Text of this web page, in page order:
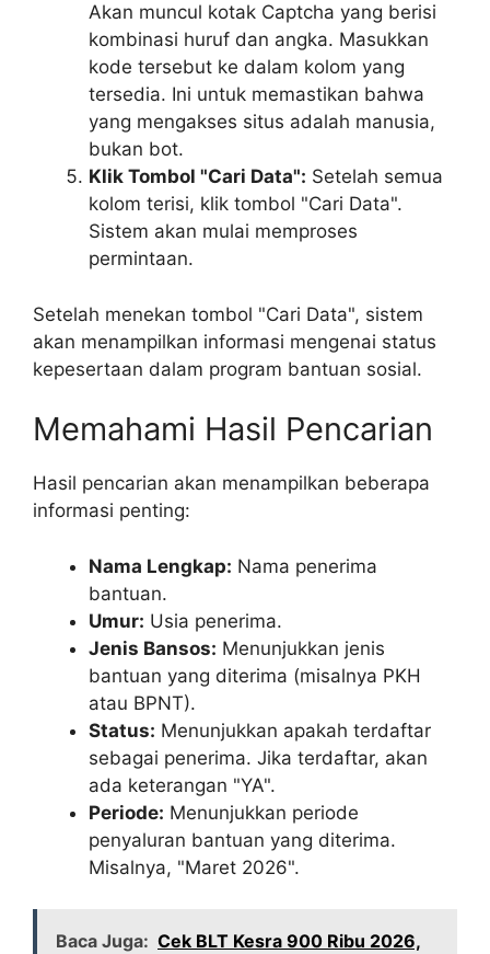
Akan muncul kotak Captcha yang berisi
kombinasi huruf dan angka. Masukkan
kode tersebut ke dalam kolom yang
tersedia. Ini untuk memastikan bahwa
yang mengakses situs adalah manusia,
bukan bot.
Klik Tombol "Cari Data": Setelah semua
kolom terisi, klik tombol "Cari Data".
Sistem akan mulai memproses
permintaan.
Setelah menekan tombol "Cari Data", sistem
akan menampilkan informasi mengenai status
kepesertaan dalam program bantuan sosial.
Memahami Hasil Pencarian
Hasil pencarian akan menampilkan beberapa
informasi penting:
Nama Lengkap: Nama penerima
bantuan.
Umur: Usia penerima.
Jenis Bansos: Menunjukkan jenis
bantuan yang diterima (misalnya PKH
atau BPNT).
Status: Menunjukkan apakah terdaftar
sebagai penerima. Jika terdaftar, akan
ada keterangan "YA".
Periode: Menunjukkan periode
penyaluran bantuan yang diterima.
Misalnya, "Maret 2026".
Baca Juga: Cek BLT Kesra 900 Ribu 2026,